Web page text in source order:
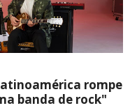
rompe
banda de rock"